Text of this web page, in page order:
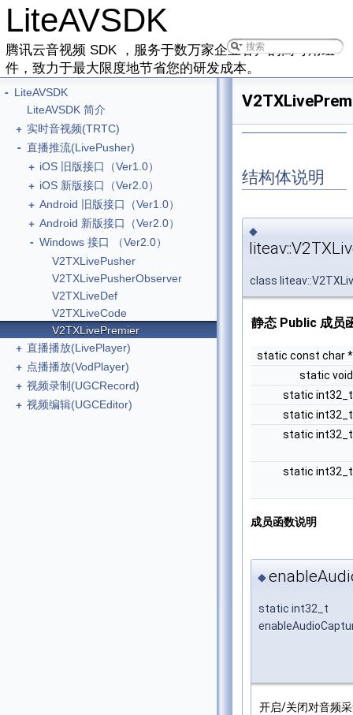
LiteAVSDK
腾讯云音视频 SDK ，服务于数万家企业客户的高可用组
件，致力于最大限度地节省您的研发成本。
- LiteAVSDK
LiteAVSDK 简介
+ 实时音视频(TRTC)
- 直播推流(LivePusher)
+ iOS 旧版接口（Ver1.0）
+ iOS 新版接口（Ver2.0）
+ Android 旧版接口（Ver1.0）
+ Android 新版接口（Ver2.0）
- Windows 接口 （Ver2.0）
V2TXLivePusher
V2TXLivePusherObserver
V2TXLiveDef
V2TXLiveCode
V2TXLivePremier
+ 直播播放(LivePlayer)
+ 点播播放(VodPlayer)
+ 视频录制(UGCRecord)
+ 视频编辑(UGCEditor)
结构体说明
◆
class
静态 Public 成员
static const char
static
static
static
static
static
成员函数说明
◆
static int32_t
开启/关闭对音频